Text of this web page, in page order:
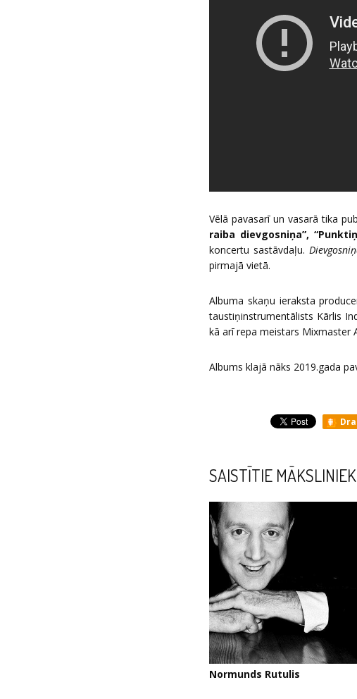
Vēlā pavasarī un vasarā tika
raiba dievgosniņa”,
koncertu sastāvdaļu.
pirmajā vietā.
Albuma skaņu ieraksta
taustiņinstrumentālists Kārlis
kā arī repa meistars Mixmaster
Albums klajā nāks 2019.gada
SAISTĪTIE
Normunds Rutulis